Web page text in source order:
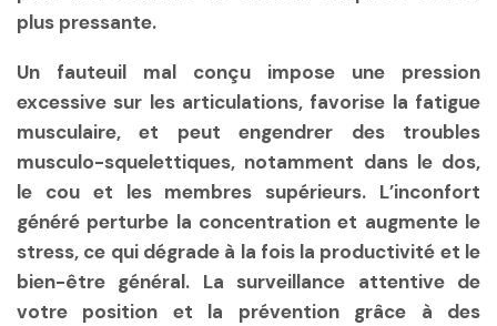
plus pressante.
Un fauteuil mal conçu impose une pression
excessive sur les articulations, favorise la fatigue
musculaire, et peut engendrer des troubles
musculo-squelettiques, notamment dans le dos,
le cou et les membres supérieurs. L’inconfort
généré perturbe la concentration et augmente le
stress, ce qui dégrade à la fois la productivité et le
bien-être général. La surveillance attentive de
votre position et la prévention grâce à des